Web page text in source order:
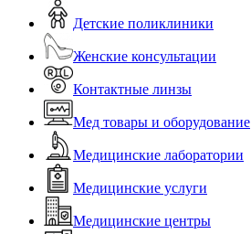
Детские поликлиники
Женские консультации
Контактные линзы
Мед товары и оборудование
Медицинские лаборатории
Медицинские услуги
Медицинские центры